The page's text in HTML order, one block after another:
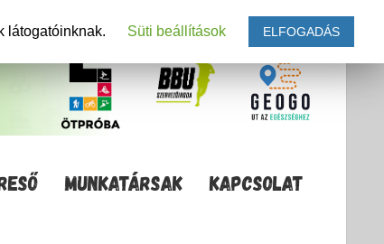
MUNKATÁRSAK KAPCSOLAT
látogatóinknak. Süti beállítások ELFOGADÁS